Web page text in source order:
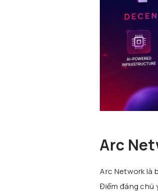
Arc
Arc Networklà
Điểm đáng chú